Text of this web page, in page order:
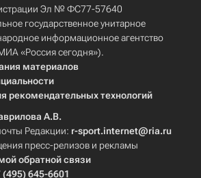
Эл № ФС77-57640
государственное унитарное
информационное агентство
«Россия сегодня»).
материалов
рекомендательных технологий
А.В.
Редакции: r-sport.internet@ria.ru
пресс-релизов и рекламы
обратной связи
(495) 645-6601